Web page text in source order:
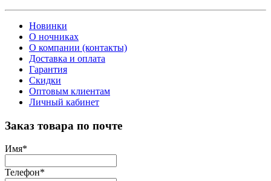
Новинки
О ночниках
О компании (контакты)
Доставка и оплата
Гарантия
Скидки
Оптовым клиентам
Личный кабинет
Заказ товара по почте
Имя*
Телефон*